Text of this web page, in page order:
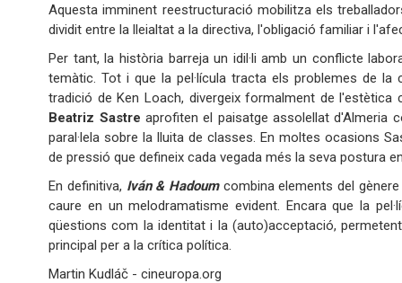
Aquesta imminent reestructuració mobilitza els
dividit entre la lleialtat a la directiva, l'obligació familiar i
Per tant, la història barreja un idil·li amb un conflicte
temàtic. Tot i que la pel·lícula tracta els problemes de
tradició de Ken Loach, divergeix formalment de
Beatriz Sastre aprofiten el paisatge assolellat d'Almeria
paral·lela sobre la lluita de classes. En moltes ocasions
de pressió que defineix cada vegada més la seva postura
En definitiva, Iván & Hadoumcombina elements del
caure en un melodramatisme evident. Encara que la
qüestions com la identitat i la (auto)acceptació,
principal per a la crítica política.
Martin Kudláč - cineuropa.org